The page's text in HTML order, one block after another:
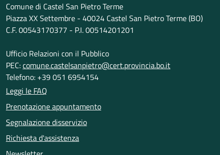
Comune di Castel San Pietro Terme
Piazza XX Settembre - 40024 Castel San Pietro Terme (BO)
C.F. 00543170377 - P.I. 00514201201
Ufficio Relazioni con il Pubblico
PEC:comune.castelsanpietro@cert.provincia.bo.it
Telefono: +39 051 6954154
Leggi le FAQ
Prenotazione appuntamento
Segnalazione disservizio
Richiesta d'assistenza